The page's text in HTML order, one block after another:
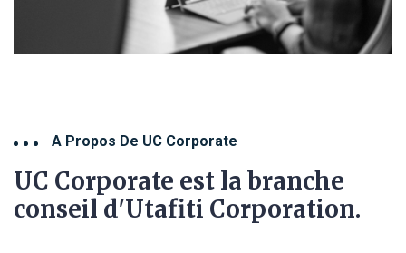
A Propos De UC Corporate
UC Corporate est la branche
conseil d'Utafiti Corporation.